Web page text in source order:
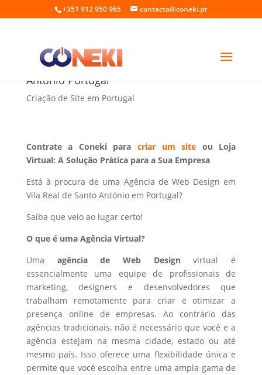
+351 912 950 965 contacto@coneki.pt
Web Design em Vila Real de Santo
António Portugal
Criação de Site em Portugal
Contrate a Coneki para criar um site ou Loja
Virtual: A Solução Prática para a Sua Empresa
Está à procura de uma Agência de Web Design em
Vila Real de Santo António em Portugal?
Saiba que veio ao lugar certo!
O que é uma Agência Virtual?
Uma agência de Web Designvirtual é
essencialmente uma equipe de profissionais de
marketing, designers e desenvolvedores que
trabalham remotamente para criar e otimizar a
presença online de empresas. Ao contrário das
agências tradicionais, não é necessário que você e a
agência estejam na mesma cidade, estado ou até
mesmo país. Isso oferece uma flexibilidade única e
permite que você escolha entre uma ampla gama de